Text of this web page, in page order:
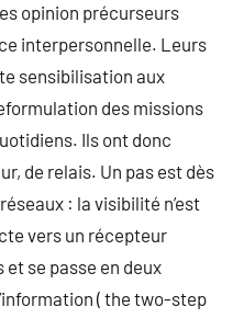
opinion précurseurs
interpersonnelle. Leurs
sensibilisation aux
des missions
Ils ont donc
de relais. Un pas est dès
: la visibilité n’est
vers un récepteur
se passe en deux
( the two-step